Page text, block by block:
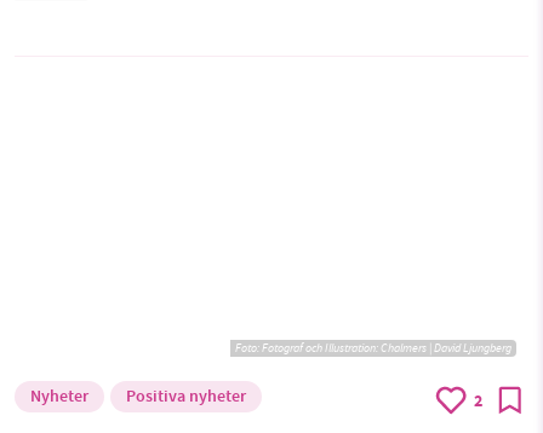
Foto:Fotograf och Illustration: Chalmers | David Ljungberg
Nyheter Positiva nyheter 2